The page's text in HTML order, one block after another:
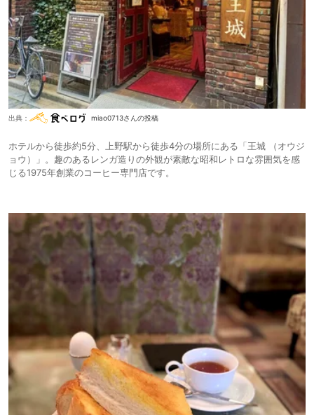
出典： miao0713さんの投稿
ホテルから徒歩約5分、上野駅から徒歩4分の場所にある「王城 （オウジ
ョウ）」。趣のあるレンガ造りの外観が素敵な昭和レトロな雰囲気を感
じる1975年創業のコーヒー専門店です。